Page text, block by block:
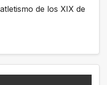
de los XIX de